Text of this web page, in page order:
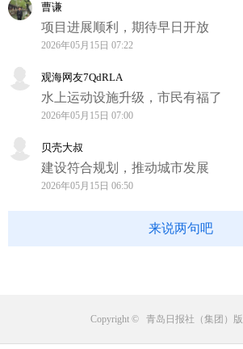
曹谦
项目进展顺利，期待早日开放
2026年05月15日 07:22
观海网友7QdRLA
水上运动设施升级，市民有福了
2026年05月15日 07:00
贝壳大叔
建设符合规划，推动城市发展
2026年05月15日 06:50
来说两句吧
Copyright © 青岛日报社（集团）